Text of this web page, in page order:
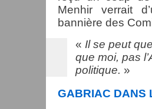
Menhir verrait
bannière des
« Il se peut
que moi, pas
politique. »
GABRIAC DANS